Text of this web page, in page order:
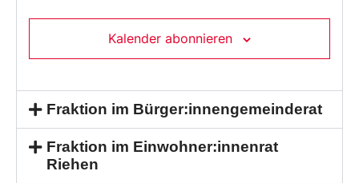
Kalender abonnieren
Fraktion im Bürger:innengemeinderat
Fraktion im Einwohner:innenrat
Riehen